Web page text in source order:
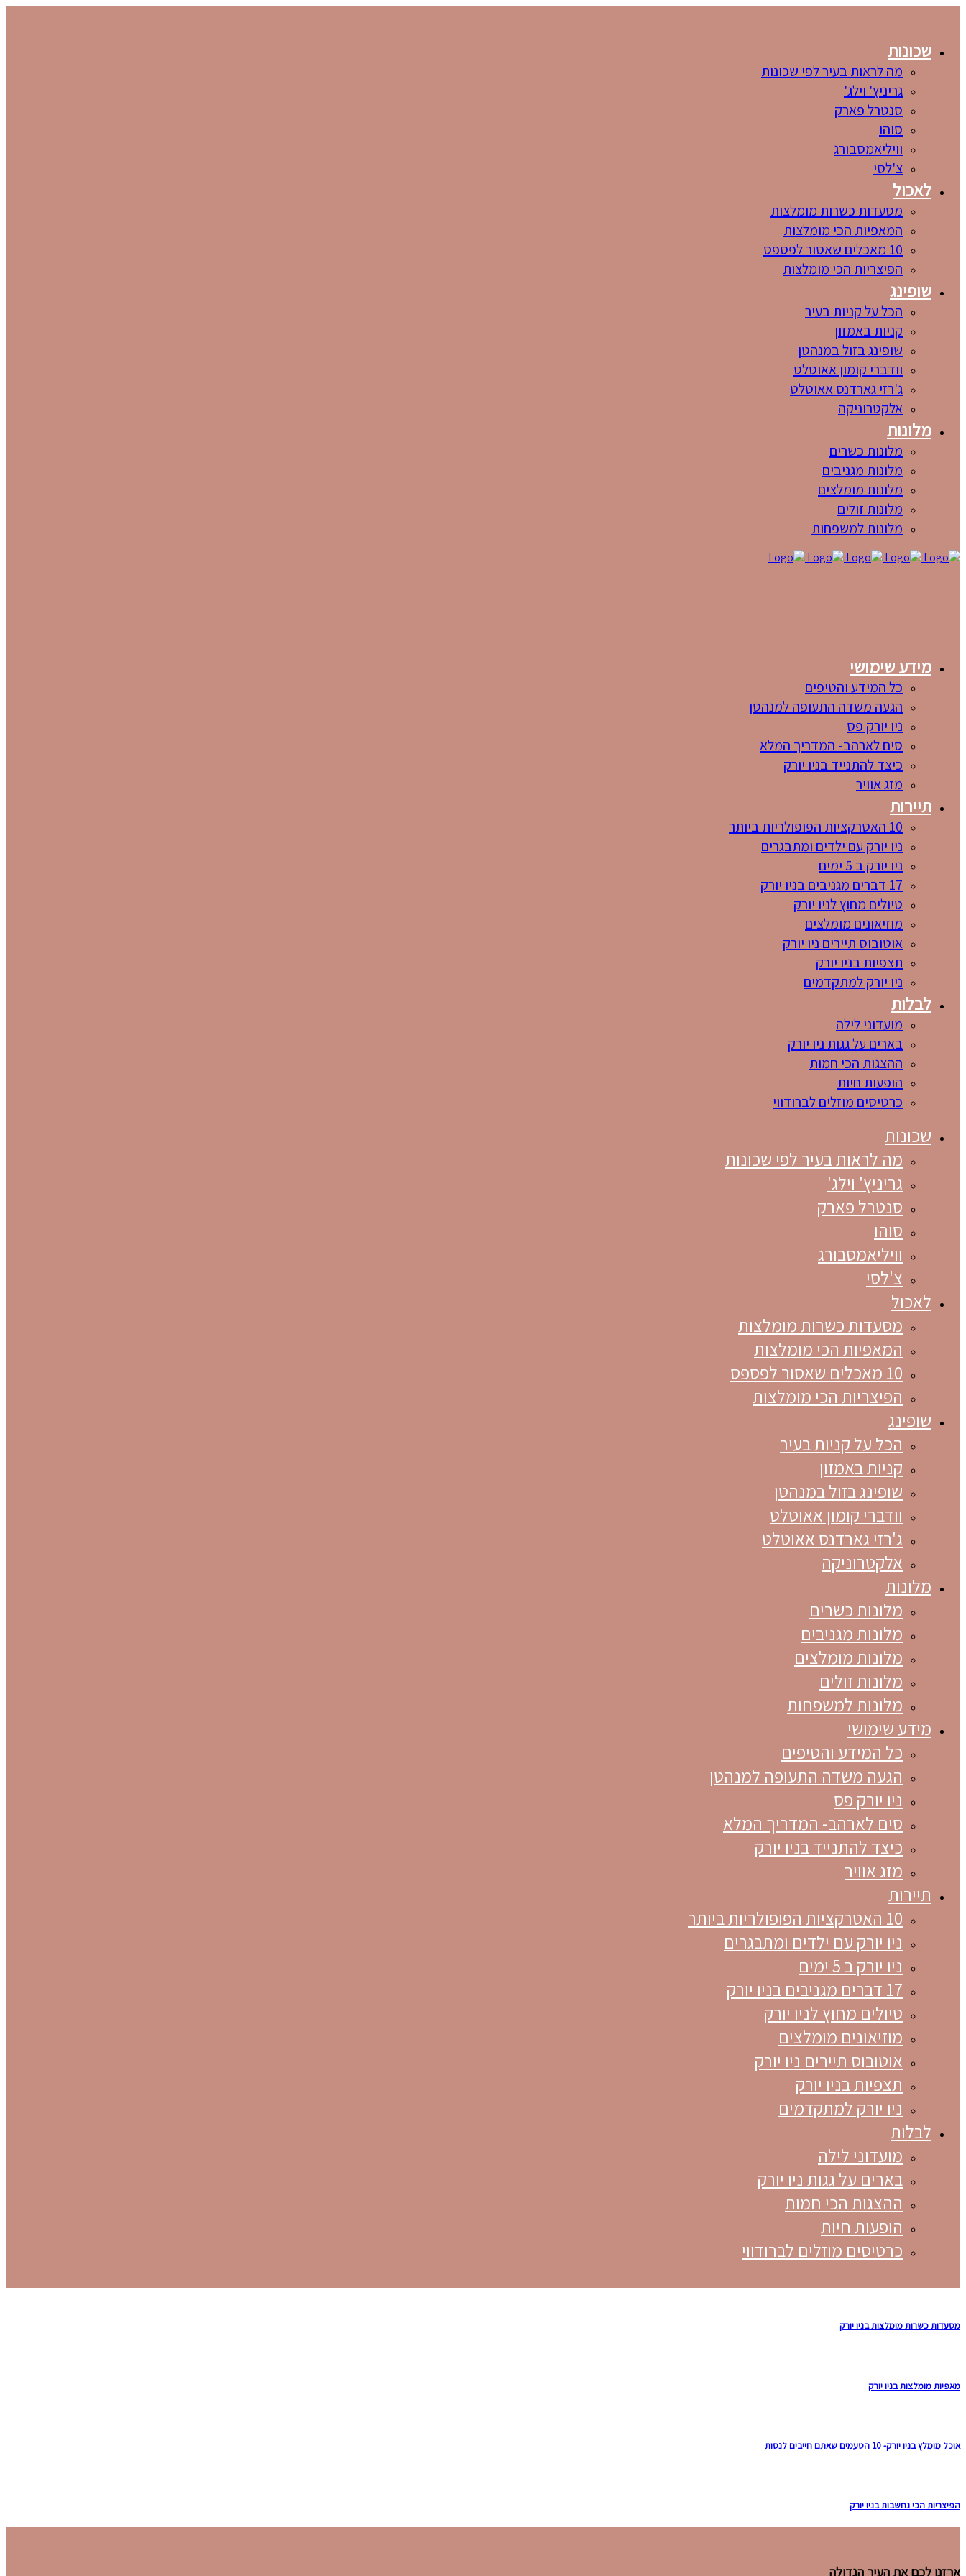
שכונות
מה לראות בעיר לפי שכונות
גריניץ' וילג'
סנטרל פארק
סוהו
וויליאמסבורג
צ'לסי
לאכול
מסעדות כשרות מומלצות
המאפיות הכי מומלצות
10 מאכלים שאסור לפספס
הפיצריות הכי מומלצות
שופינג
הכל על קניות בעיר
קניות באמזון
שופינג בזול במנהטן
וודברי קומון אאוטלט
ג'רזי גארדנס אאוטלט
אלקטרוניקה
מלונות
מלונות כשרים
מלונות מגניבים
מלונות מומלצים
מלונות זולים
מלונות למשפחות
מידע שימושי
כל המידע והטיפים
הגעה משדה התעופה למנהטן
ניו יורק פס
סים לארהב- המדריך המלא
כיצד להתנייד בניו יורק
מזג אוויר
תיירות
10 האטרקציות הפופולריות ביותר
ניו יורק עם ילדים ומתבגרים
ניו יורק ב 5 ימים
17 דברים מגניבים בניו יורק
טיולים מחוץ לניו יורק
מוזיאונים מומלצים
אוטובוס תיירים ניו יורק
תצפיות בניו יורק
ניו יורק למתקדמים
לבלות
מועדוני לילה
בארים על גגות ניו יורק
ההצגות הכי חמות
הופעות חיות
כרטיסים מוזלים לברודווי
שכונות
מה לראות בעיר לפי שכונות
גריניץ' וילג'
סנטרל פארק
סוהו
וויליאמסבורג
צ'לסי
לאכול
מסעדות כשרות מומלצות
המאפיות הכי מומלצות
10 מאכלים שאסור לפספס
הפיצריות הכי מומלצות
שופינג
הכל על קניות בעיר
קניות באמזון
שופינג בזול במנהטן
וודברי קומון אאוטלט
ג'רזי גארדנס אאוטלט
אלקטרוניקה
מלונות
מלונות כשרים
מלונות מגניבים
מלונות מומלצים
מלונות זולים
מלונות למשפחות
מידע שימושי
כל המידע והטיפים
הגעה משדה התעופה למנהטן
ניו יורק פס
סים לארהב- המדריך המלא
כיצד להתנייד בניו יורק
מזג אוויר
תיירות
10 האטרקציות הפופולריות ביותר
ניו יורק עם ילדים ומתבגרים
ניו יורק ב 5 ימים
17 דברים מגניבים בניו יורק
טיולים מחוץ לניו יורק
מוזיאונים מומלצים
אוטובוס תיירים ניו יורק
תצפיות בניו יורק
ניו יורק למתקדמים
לבלות
מועדוני לילה
בארים על גגות ניו יורק
ההצגות הכי חמות
הופעות חיות
כרטיסים מוזלים לברודווי
מסעדות כשרות מומלצות בניו יורק
מאפיות מומלצות בניו יורק
אוכל מומלץ בניו יורק- 10 הטעמים שאתם חייבים לנסות
הפיצריות הכי נחשבות בניו יורק
ארזנו לכם את העיר הגדולה